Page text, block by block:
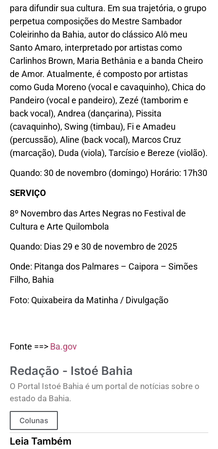
para difundir sua cultura. Em sua trajetória, o grupo
perpetua composições do Mestre Sambador
Coleirinho da Bahia, autor do clássico Alô meu
Santo Amaro, interpretado por artistas como
Carlinhos Brown, Maria Bethânia e a banda Cheiro
de Amor. Atualmente, é composto por artistas
como Guda Moreno (vocal e cavaquinho), Chica do
Pandeiro (vocal e pandeiro), Zezé (tamborim e
back vocal), Andrea (dançarina), Pissita
(cavaquinho), Swing (timbau), Fi e Amadeu
(percussão), Aline (back vocal), Marcos Cruz
(marcação), Duda (viola), Tarcísio e Bereze (violão).
Quando: 30 de novembro (domingo) Horário: 17h30
SERVIÇO
8º Novembro das Artes Negras no Festival de
Cultura e Arte Quilombola
Quando: Dias 29 e 30 de novembro de 2025
Onde: Pitanga dos Palmares – Caipora – Simões
Filho, Bahia
Foto: Quixabeira da Matinha / Divulgação
Fonte ==> Ba.gov
Redação - Istoé Bahia
O Portal Istoé Bahia é um portal de notícias sobre o
estado da Bahia.
Colunas
Leia Também